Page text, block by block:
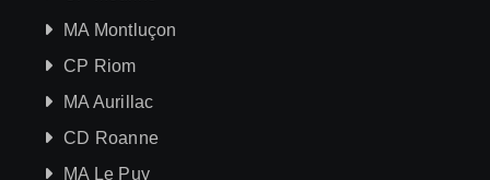
MA Montluçon
CP Riom
MA Aurillac
CD Roanne
MA Le Puy